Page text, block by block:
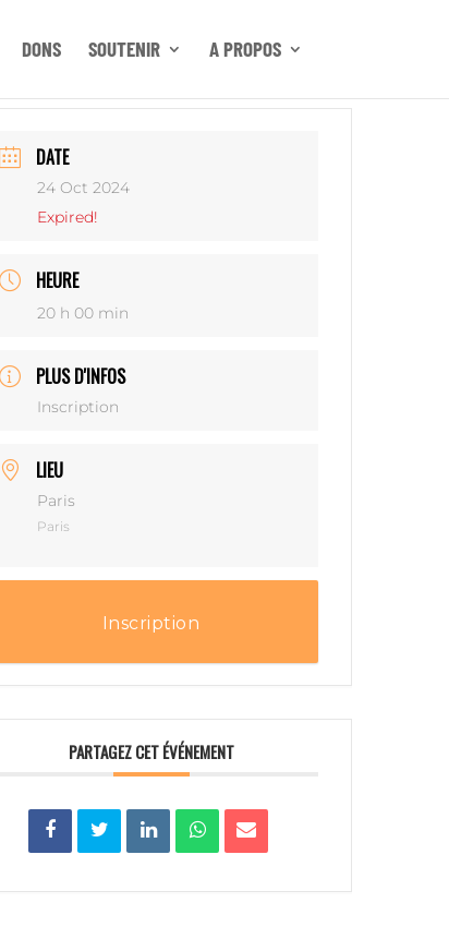
DONS SOUTENIR A PROPOS
DATE
24 Oct 2024
Expired!
HEURE
20 h 00 min
PLUS D'INFOS
Inscription
LIEU
Paris
Paris
Inscription
PARTAGEZ CET ÉVÉNEMENT